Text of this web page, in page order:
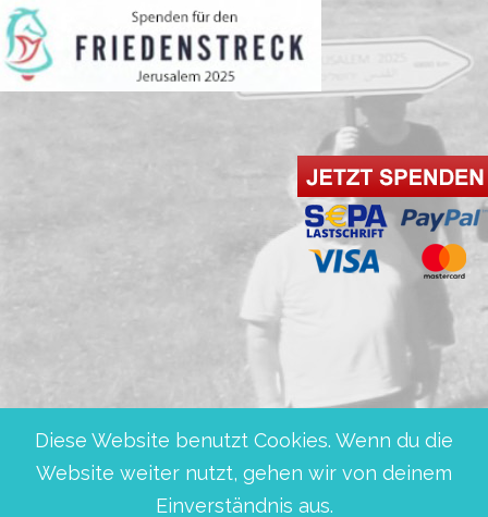
Impressum und
2019 – 2025 Friedensglocken e. V.
Diese Website benutzt Cookies. Wenn du die
Website weiter nutzt, gehen wir von deinem
Einverständnis aus.